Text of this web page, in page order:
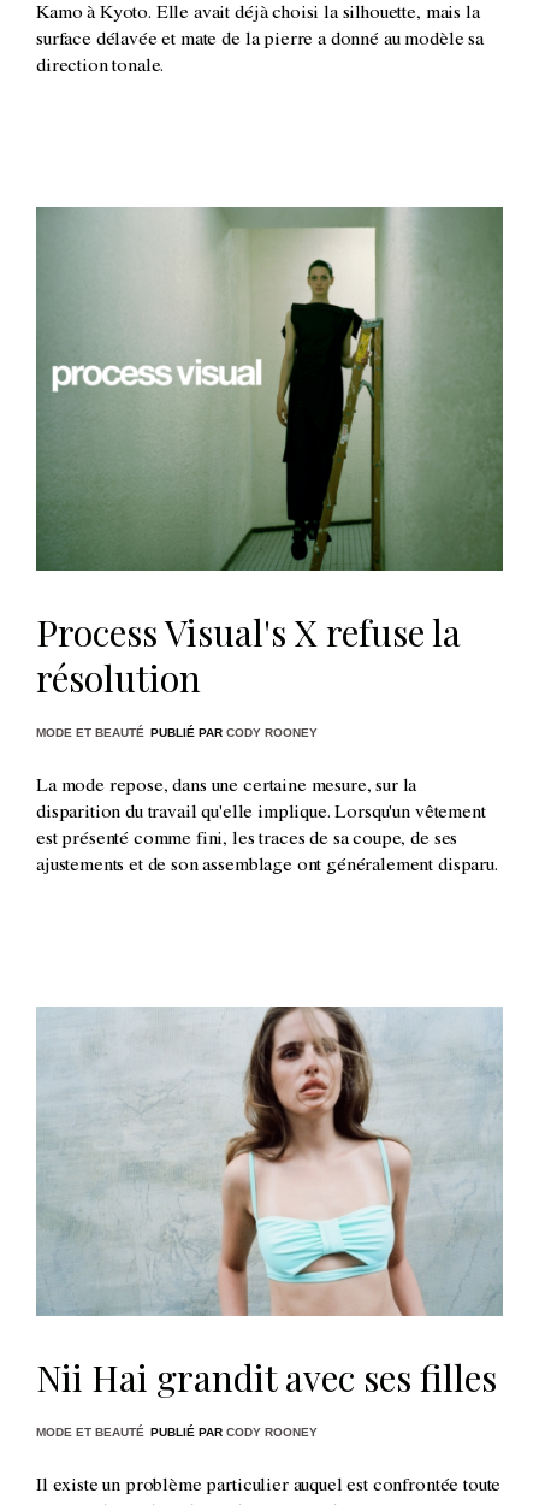
Kamo à Kyoto. Elle avait déjà choisi la silhouette, mais la
surface délavée et mate de la pierre a donné au modèle sa
direction tonale.
Process Visual's X refuse la
résolution
MODE ET BEAUTÉ PUBLIÉ PAR CODY ROONEY
La mode repose, dans une certaine mesure, sur la
disparition du travail qu'elle implique. Lorsqu'un vêtement
est présenté comme fini, les traces de sa coupe, de ses
ajustements et de son assemblage ont généralement disparu.
Nii Hai grandit avec ses filles
MODE ET BEAUTÉ PUBLIÉ PAR CODY ROONEY
Il existe un problème particulier auquel est confrontée toute